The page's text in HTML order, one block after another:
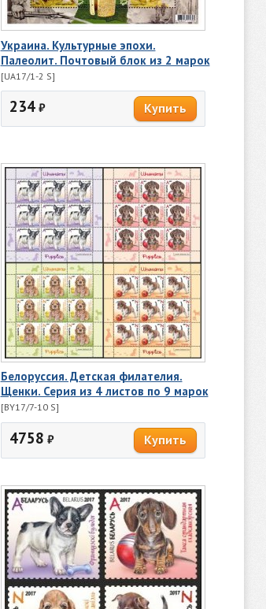
Украина. Культурные эпохи.
Палеолит. Почтовый блок из 2 марок
[UA17/1-2 S]
234 ₽
Белоруссия. Детская филателия.
Щенки. Серия из 4 листов по 9 марок
[BY17/7-10 S]
4758 ₽